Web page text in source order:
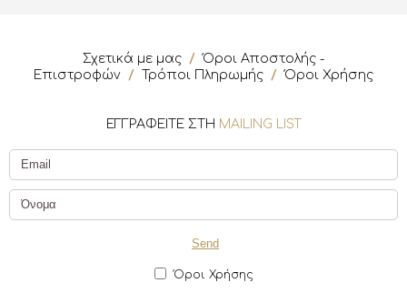
Σχετικά με μας /Όροι Αποστολής -
Επιστροφών / Τρόποι Πληρωμής /Όροι Χρήσης
ΕΓΓΡΑΦΕΙΤΕ ΣΤΗ MAILING LIST
Όροι Χρήσης